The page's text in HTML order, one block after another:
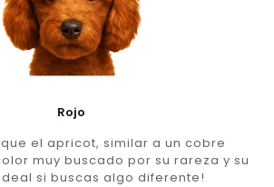
Rojo
el apricot, similar a un cobre
muy buscado por su rareza y su
si buscas algo diferente!